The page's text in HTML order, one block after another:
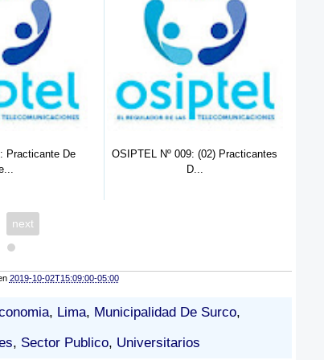
009: (02) Practicantes
OEFA: Practicante de Admistración
next
2019-10-02T15:09:00-05:00
, Lima, Municipalidad De Surco,
, Sector Publico, Universitarios